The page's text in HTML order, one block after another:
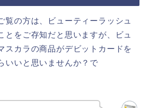
覧の方は、ビューティーラッシュ
とをご存知だと思いますが、ビュ
スカラの商品がデビットカードを
いいと思いませんか？で